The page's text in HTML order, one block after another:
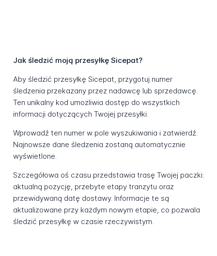
Jak śledzić moją przesyłkę Sicepat?
Aby śledzić przesyłkę Sicepat, przygotuj numer
śledzenia przekazany przez nadawcę lub sprzedawcę.
Ten unikalny kod umożliwia dostęp do wszystkich
informacji dotyczących Twojej przesyłki.
Wprowadź ten numer w pole wyszukiwania i zatwierdź.
Najnowsze dane śledzenia zostaną automatycznie
wyświetlone.
Szczegółowa oś czasu przedstawia trasę Twojej paczki:
aktualną pozycję, przebyte etapy tranzytu oraz
przewidywaną datę dostawy. Informacje te są
aktualizowane przy każdym nowym etapie, co pozwala
śledzić przesyłkę w czasie rzeczywistym.